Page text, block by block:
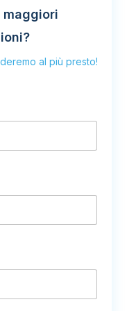
al più presto!